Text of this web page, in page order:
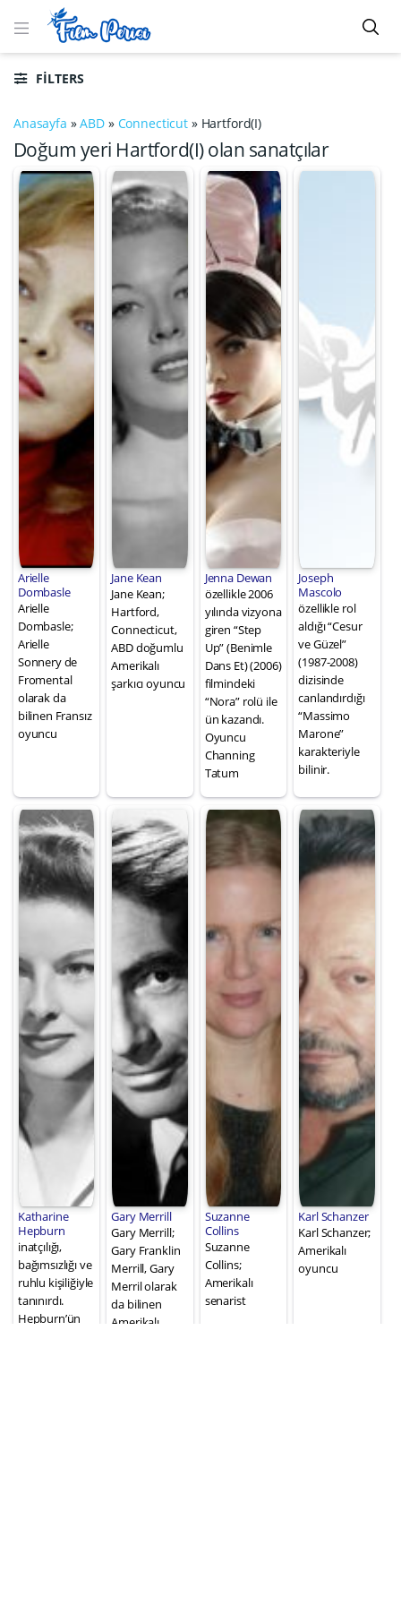
FILTERS
Anasayfa »ABD » Connecticut » Hartford(I)
Doğum yeri Hartford(I) olan sanatçılar
Arielle
Dombasle
Arielle
Dombasle;
Arielle
Sonnery de
Fromental
olarak da
bilinen Fransız
oyuncu
Jane Kean
Jane Kean;
Hartford,
Connecticut,
ABD doğumlu
Amerikalı
şarkıcı oyuncu
Jenna Dewan
özellikle 2006
yılında vizyona
giren “Step
Up” (Benimle
Dans Et) (2006)
filmindeki
“Nora” rolü ile
ün kazandı.
Oyuncu
Channing
Tatum
Joseph
Mascolo
özellikle rol
aldığı “Cesur
ve Güzel”
(1987-2008)
dizisinde
canlandırdığı
“Massimo
Marone”
karakteriyle
bilinir.
Katharine
Hepburn
inatçılığı,
bağımsızlığı ve
ruhlu kişiliğiyle
tanınırdı.
Hepburn’ün
Gary Merrill
Gary Merrill;
Gary Franklin
Merrill, Gary
Merril olarak
da bilinen
Amerikalı
Suzanne
Collins
Suzanne
Collins;
Amerikalı
senarist
Karl Schanzer
Karl Schanzer;
Amerikalı
oyuncu